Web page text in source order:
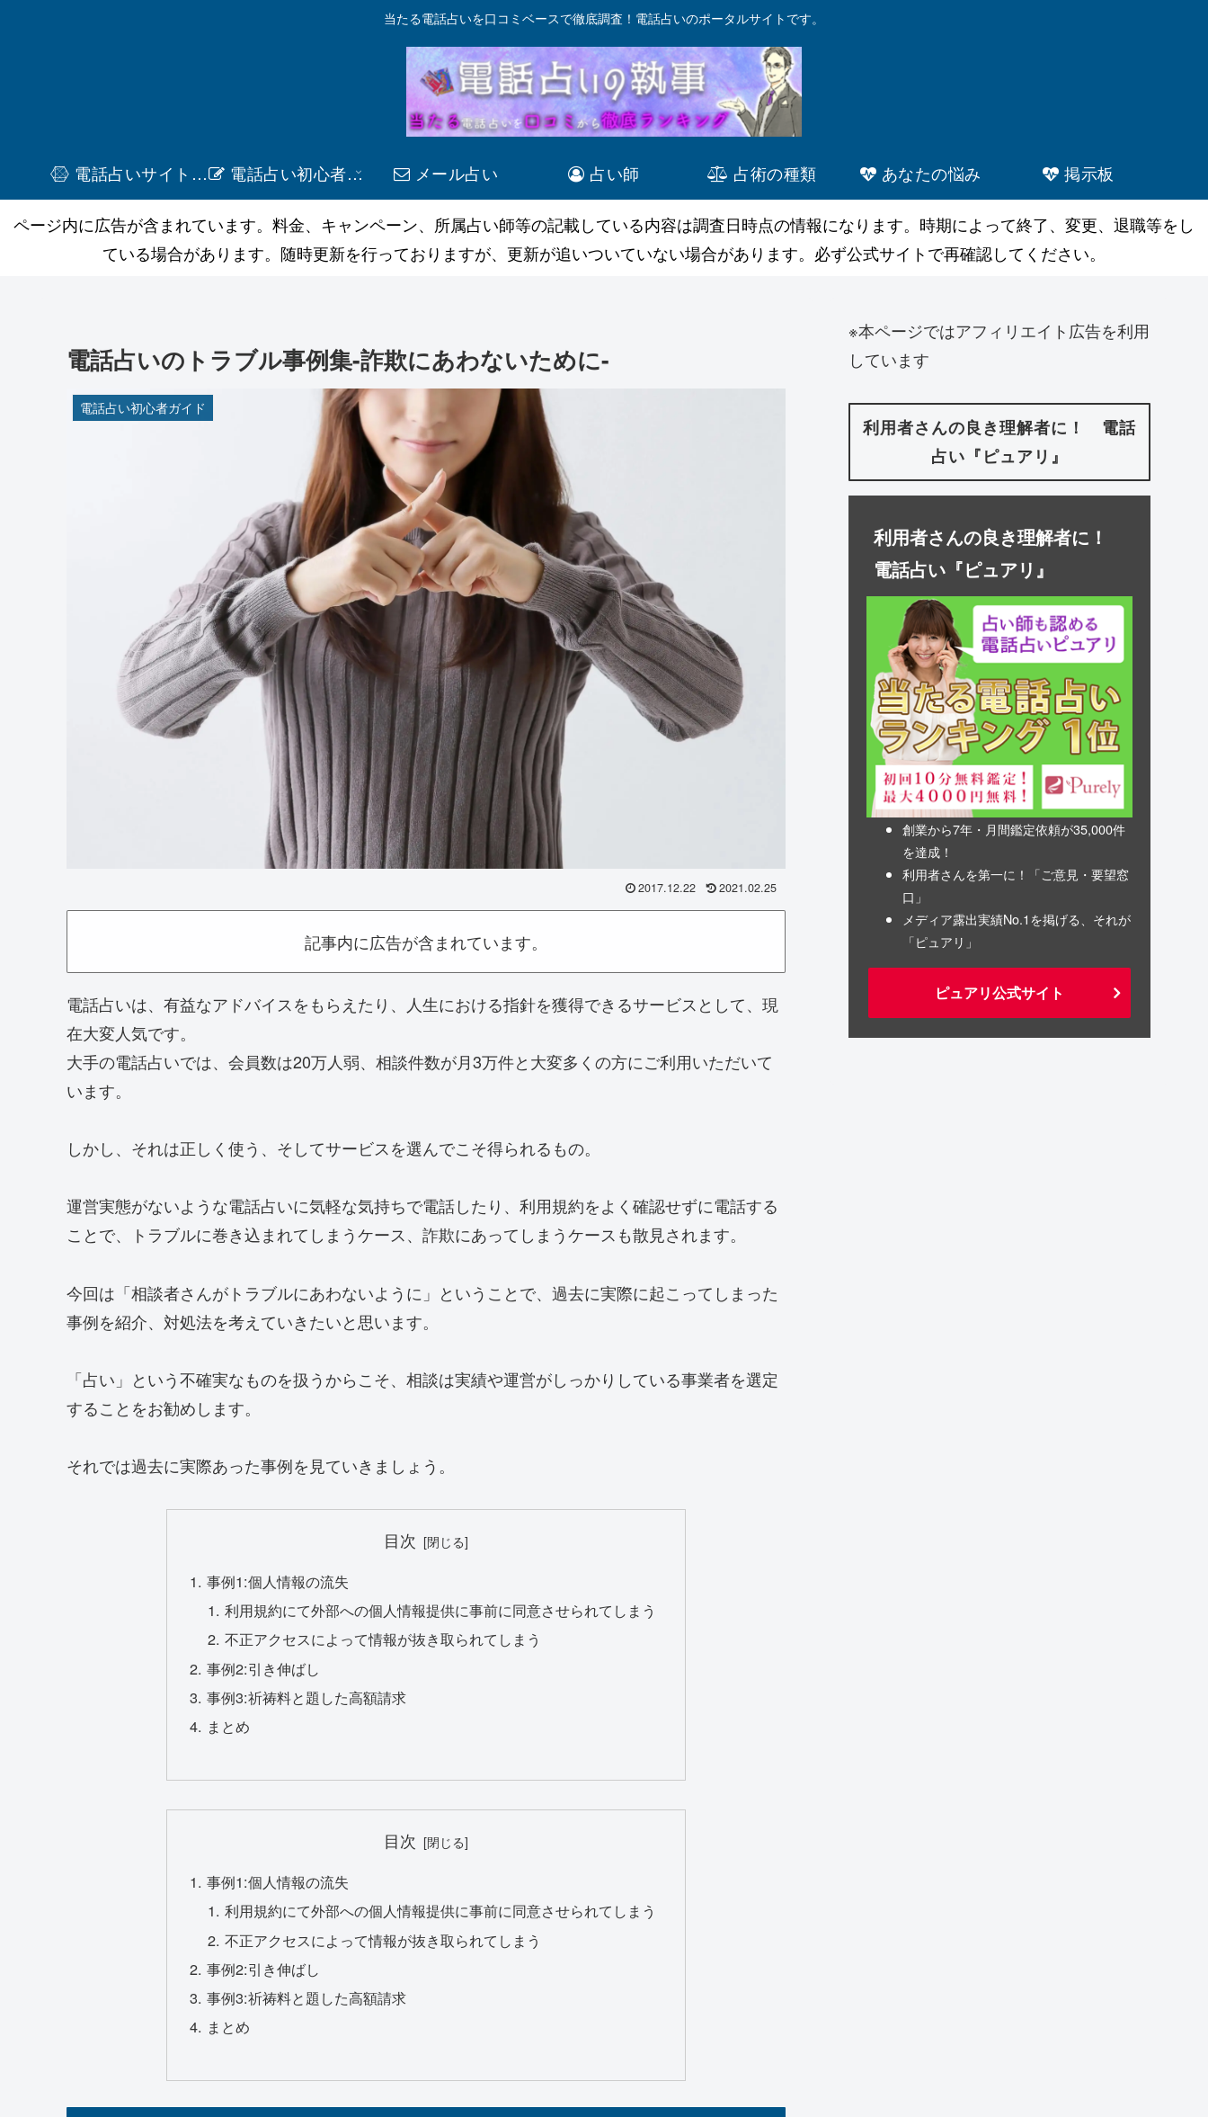
当たる電話占いを口コミベースで徹底調査！電話占いのポータルサイトです。
電話占いサイト一覧 電話占い初心者ガイド メール占い 占い師 占術の種類 あなたの悩み 掲示板
ページ内に広告が含まれています。料金、キャンペーン、所属占い師等の記載している内容は調査日時点の情報になります。時期によって終了、変更、退職等をし
ている場合があります。随時更新を行っておりますが、更新が追いついていない場合があります。必ず公式サイトで再確認してください。
電話占いのトラブル事例集-詐欺にあわないために-
電話占い初心者ガイド
2017.12.22 2021.02.25
記事内に広告が含まれています。
電話占いは、有益なアドバイスをもらえたり、人生における指針を獲得できるサービスとして、現
在大変人気です。
大手の電話占いでは、会員数は20万人弱、相談件数が月3万件と大変多くの方にご利用いただいて
います。
しかし、それは正しく使う、そしてサービスを選んでこそ得られるもの。
運営実態がないような電話占いに気軽な気持ちで電話したり、利用規約をよく確認せずに電話する
ことで、
トラブルに巻き込まれてしまうケース、詐欺にあってしまうケースも散見されます。
今回は「相談者さんがトラブルにあわないように」ということで、過去に実際に起こってしまった
事例を紹介、対処法を考えていきたいと思います。
「占い」という不確実なものを扱うからこそ、相談は実績や運営がしっかりしている事業者を選定
することをお勧めします。
それでは過去に実際あった事例を見ていきましょう。
目次
事例1:個人情報の流失
利用規約にて外部への個人情報提供に事前に同意させられてしまう
不正アクセスによって情報が抜き取られてしまう
事例2:引き伸ばし
事例3:祈祷料と題した高額請求
まとめ
目次
事例1:個人情報の流失
利用規約にて外部への個人情報提供に事前に同意させられてしまう
不正アクセスによって情報が抜き取られてしまう
事例2:引き伸ばし
事例3:祈祷料と題した高額請求
まとめ
※本ページではアフィリエイト広告を利用
しています
利用者さんの良き理解者に！ 電話
占い『ピュアリ』
利用者さんの良き理解者に！
電話占い『ピュアリ』
創業から7年・月間鑑定依頼が35,000件
を達成！
利用者さんを第一に！「ご意見・要望窓
口」
メディア露出実績No.1を掲げる、それが
「ピュアリ」
ピュアリ公式サイト